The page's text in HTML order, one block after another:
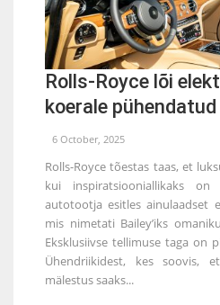
Rolls-Royce lõi
koerale
6 October, 2025
Rolls-Royce tõestas taas, et
kui inspiratsiooniallikaks
autotootja esitles ainulaadset
mis nimetati Bailey’iks
Eksklusiivse tellimuse taga on
Ühendriikidest, kes soovis,
mälestus saaks...